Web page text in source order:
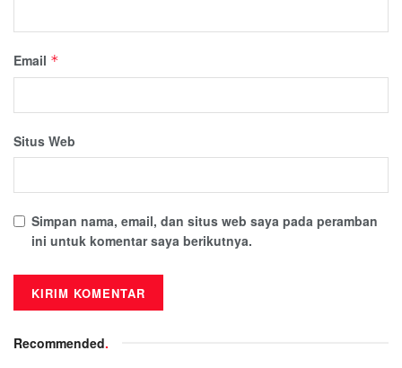
Email *
Situs Web
Simpan nama, email, dan situs web saya pada peramban
ini untuk komentar saya berikutnya.
Recommended.